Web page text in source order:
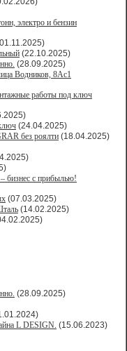
электро и бензин
(22.10.2025)
(28.09.2025)
Водников, 8Ас1
работы под ключ
(24.04.2025)
без роялти (18.04.2025)
бизнес с прибылью!
(07.03.2025)
(14.02.2025)
(28.09.2025)
L DESIGN. (15.06.2023)